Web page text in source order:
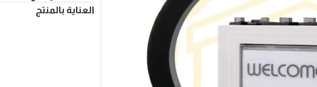
العناية بالمنتج